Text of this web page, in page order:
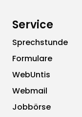
Service
Sprechstunde
Formulare
WebUntis
Webmail
Jobbörse